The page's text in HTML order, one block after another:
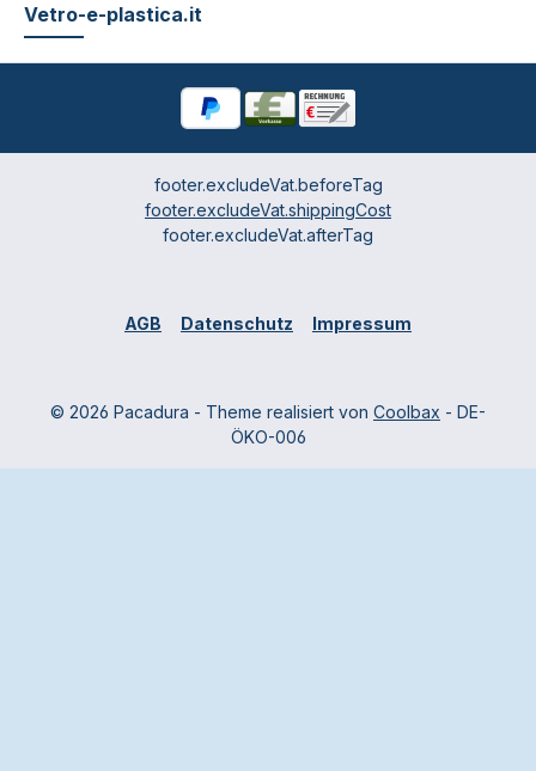
Vetro-e-plastica.it
footer.excludeVat.beforeTag
footer.excludeVat.shippingCost
footer.excludeVat.afterTag
AGB Datenschutz Impressum
© 2026 Pacadura - Theme realisiert von Coolbax - DE-
ÖKO-006